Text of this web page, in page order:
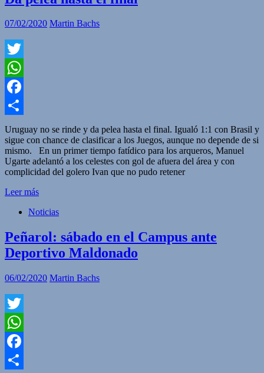
07/02/2020 Martin Bachs
Twitter
WhatsApp
Facebook
Compartir
Uruguay no se rinde y da pelea hasta el final. Igualó 1:1 con Brasil y
sigue con chance de clasificar a los Juegos, aunque no depende de si
mismo. En un primer tiempo fatídico para los arqueros, Manuel
Ugarte adelantó a los celestes con gol de afuera del área y con
complicidad del golero Ivan que no pudo retener
Leer más
Noticias
Peñarol: sábado en el Campus ante
Deportivo Maldonado
06/02/2020 Martin Bachs
Twitter
WhatsApp
Facebook